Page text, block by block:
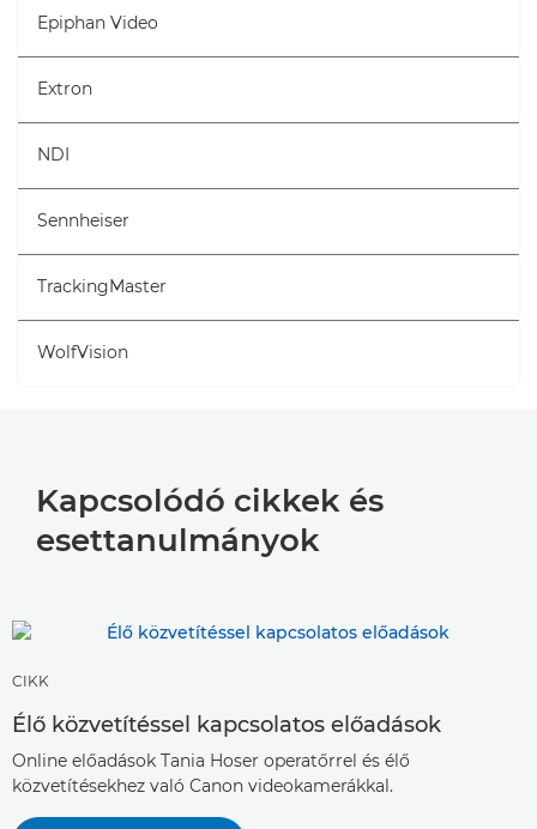
Epiphan Video
Extron
NDI
Sennheiser
TrackingMaster
WolfVision
Kapcsolódó cikkek és
esettanulmányok
CIKK
Élő közvetítéssel kapcsolatos előadások
Online előadások Tania Hoser operatőrrel és élő
közvetítésekhez való Canon videokamerákkal.